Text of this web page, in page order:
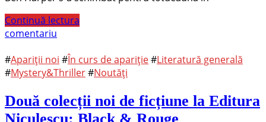
Continuă lectura
comentariu
#Apariții noi #În curs de apariție#Literatură generală
#Mystery&Thriller#Noutăți
Două colecții noi de ficțiune la Editura